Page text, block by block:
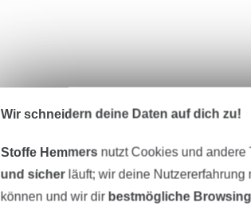
Wir schneidern deine Daten auf dich zu!
Stoffe Hemmers nutzt Cookies und
und sicherläuft; wir deine Nutzererfahrung
können und wir dir bestmögliche